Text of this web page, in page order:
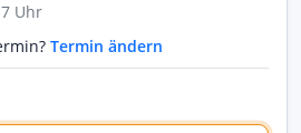
Uhr
Termin ändern